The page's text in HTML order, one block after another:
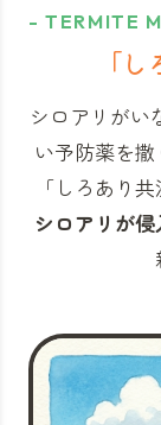
- TERMITE
「
シロアリがい
い予防薬を撒
「しろあり共
シロアリが